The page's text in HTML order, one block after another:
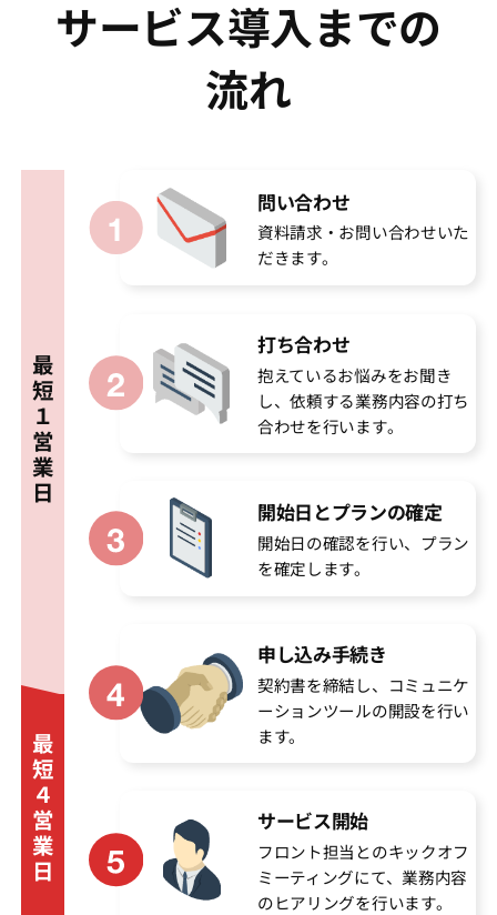
サービス導入までの
流れ
問い合わせ
資料請求・お問い合わせいた
だきます。
打ち合わせ
抱えているお悩みをお聞き
し、依頼する業務内容の打ち
合わせを行います。
開始日とプランの確定
開始日の確認を行い、プラン
を確定します。
申し込み手続き
契約書を締結し、コミュニケ
ーションツールの開設を行い
ます。
サービス開始
フロント担当とのキックオフ
ミーティングにて、業務内容
のヒアリングを行います。
最
短
１
営
業
日
最
短
４
営
業
日